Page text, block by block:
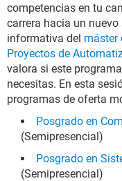
competencias en tu
carrera hacia un nuevo
informativa del máster
Proyectos de
valora si este
necesitas. En esta
programas de oferta
Posgrado en
(Semipresencial)
Posgrado en
(Semipresencial)